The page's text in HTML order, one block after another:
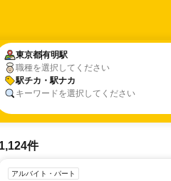
東京都有明駅
職種を選択してください
駅チカ・駅ナカ
キーワードを選択してください
東京都有明駅
駅チカ・駅ナカ
1,124件
アルバイト・パート